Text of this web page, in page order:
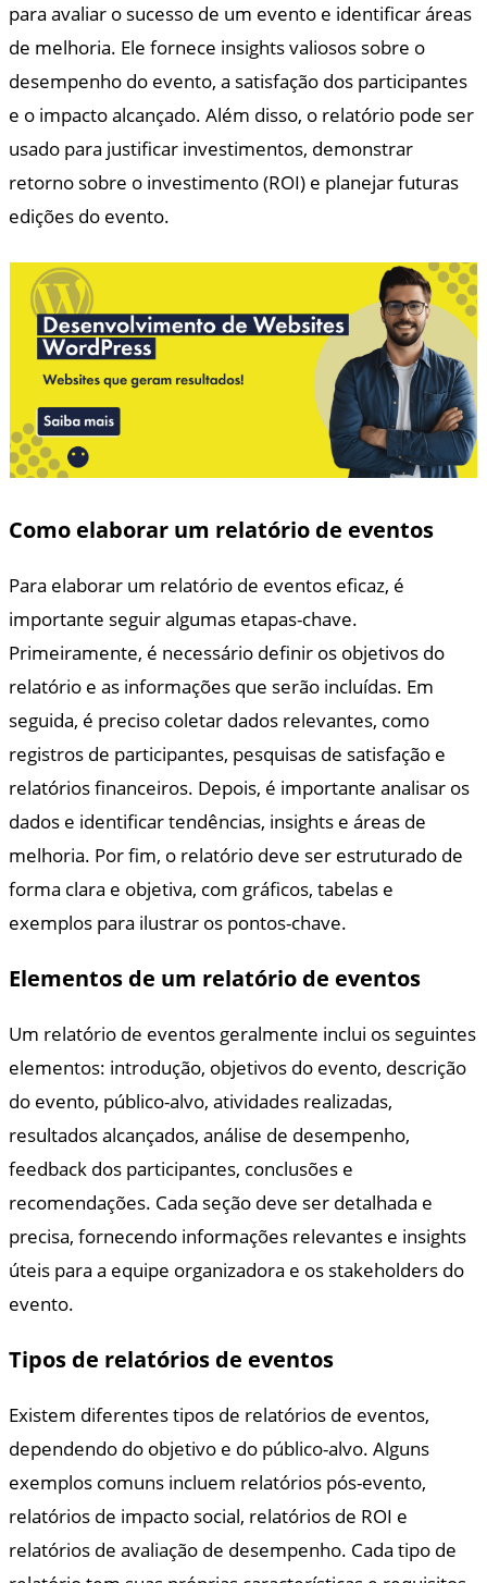
para avaliar o sucesso de um evento e identificar áreas
de melhoria. Ele fornece insights valiosos sobre o
desempenho do evento, a satisfação dos participantes
e o impacto alcançado. Além disso, o relatório pode ser
usado para justificar investimentos, demonstrar
retorno sobre o investimento (ROI) e planejar futuras
edições do evento.
Como elaborar um relatório de eventos
Para elaborar um relatório de eventos eficaz, é
importante seguir algumas etapas-chave.
Primeiramente, é necessário definir os objetivos do
relatório e as informações que serão incluídas. Em
seguida, é preciso coletar dados relevantes, como
registros de participantes, pesquisas de satisfação e
relatórios financeiros. Depois, é importante analisar os
dados e identificar tendências, insights e áreas de
melhoria. Por fim, o relatório deve ser estruturado de
forma clara e objetiva, com gráficos, tabelas e
exemplos para ilustrar os pontos-chave.
Elementos de um relatório de eventos
Um relatório de eventos geralmente inclui os seguintes
elementos: introdução, objetivos do evento, descrição
do evento, público-alvo, atividades realizadas,
resultados alcançados, análise de desempenho,
feedback dos participantes, conclusões e
recomendações. Cada seção deve ser detalhada e
precisa, fornecendo informações relevantes e insights
úteis para a equipe organizadora e os stakeholders do
evento.
Tipos de relatórios de eventos
Existem diferentes tipos de relatórios de eventos,
dependendo do objetivo e do público-alvo. Alguns
exemplos comuns incluem relatórios pós-evento,
relatórios de impacto social, relatórios de ROI e
relatórios de avaliação de desempenho. Cada tipo de